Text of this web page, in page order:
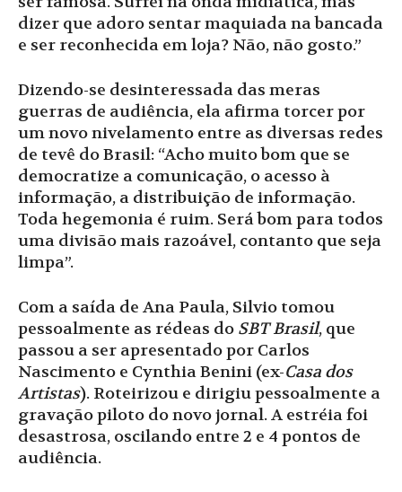
dizer que adoro sentar maquiada na bancada
e ser reconhecida em loja? Não, não gosto.”
Dizendo-se desinteressada das meras
guerras de audiência, ela afirma torcer por
um novo nivelamento entre as diversas redes
de tevê do Brasil: “Acho muito bom que se
democratize a comunicação, o acesso à
informação, a distribuição de informação.
Toda hegemonia é ruim. Será bom para todos
uma divisão mais razoável, contanto que seja
limpa”.
Com a saída de Ana Paula, Silvio tomou
pessoalmente as rédeas do SBT Brasil, que
passou a ser apresentado por Carlos
Nascimento e Cynthia Benini (ex-Casa dos
Artistas). Roteirizou e dirigiu pessoalmente a
gravação piloto do novo jornal. A estréia foi
desastrosa, oscilando entre 2 e 4 pontos de
audiência.